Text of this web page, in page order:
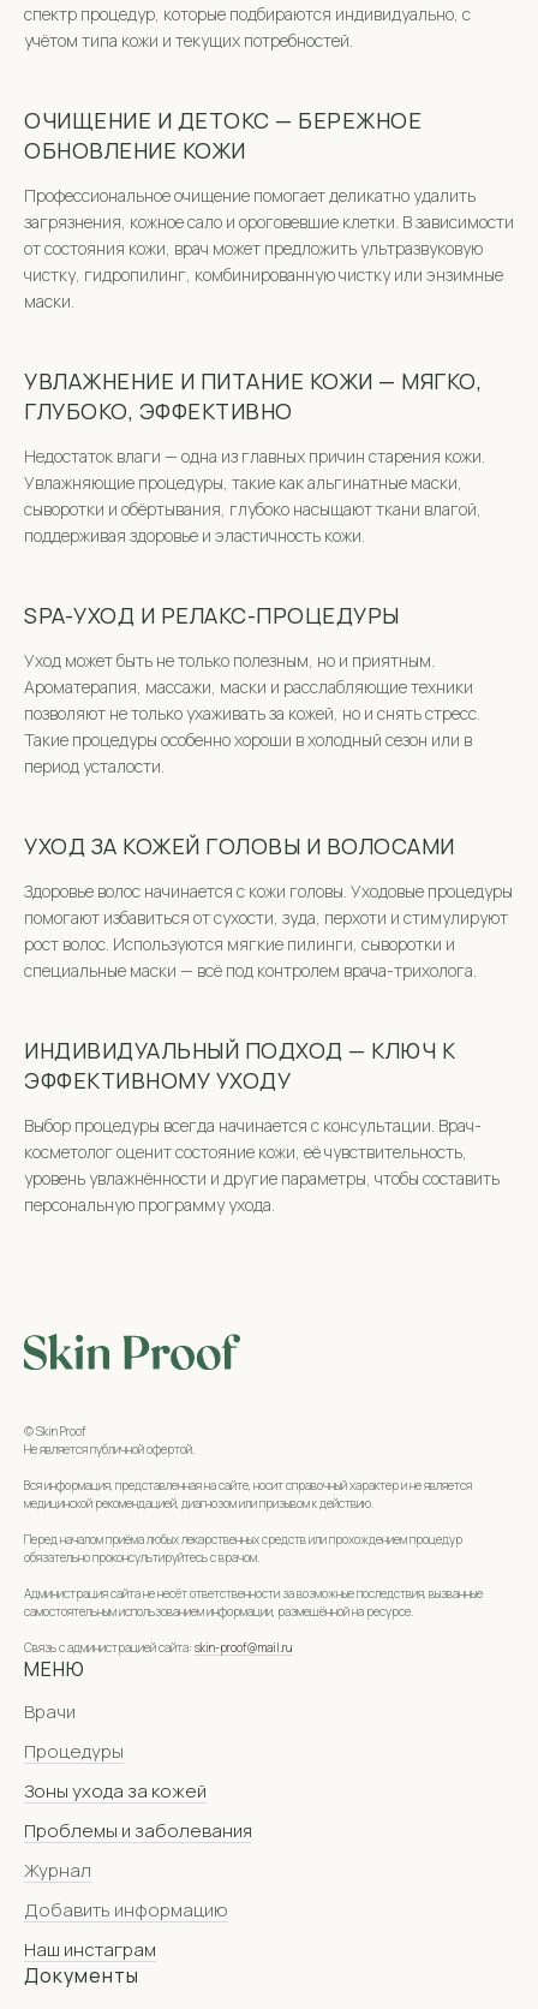
спектр процедур, которые подбираются индивидуально, с
учётом типа кожи и текущих потребностей.
ОЧИЩЕНИЕ И ДЕТОКС — БЕРЕЖНОЕ
ОБНОВЛЕНИЕ КОЖИ
Профессиональное очищение помогает деликатно удалить
загрязнения, кожное сало и ороговевшие клетки. В зависимости
от состояния кожи, врач может предложить ультразвуковую
чистку, гидропилинг, комбинированную чистку или энзимные
маски.
УВЛАЖНЕНИЕ И ПИТАНИЕ КОЖИ — МЯГКО,
ГЛУБОКО, ЭФФЕКТИВНО
Недостаток влаги — одна из главных причин старения кожи.
Увлажняющие процедуры, такие как альгинатные маски,
сыворотки и обёртывания, глубоко насыщают ткани влагой,
поддерживая здоровье и эластичность кожи.
SPA-УХОД И РЕЛАКС-ПРОЦЕДУРЫ
Уход может быть не только полезным, но и приятным.
Ароматерапия, массажи, маски и расслабляющие техники
позволяют не только ухаживать за кожей, но и снять стресс.
Такие процедуры особенно хороши в холодный сезон или в
период усталости.
УХОД ЗА КОЖЕЙ ГОЛОВЫ И ВОЛОСАМИ
Здоровье волос начинается с кожи головы. Уходовые процедуры
помогают избавиться от сухости, зуда, перхоти и стимулируют
рост волос. Используются мягкие пилинги, сыворотки и
специальные маски — всё под контролем врача-трихолога.
ИНДИВИДУАЛЬНЫЙ ПОДХОД — КЛЮЧ К
ЭФФЕКТИВНОМУ УХОДУ
Выбор процедуры всегда начинается с консультации. Врач-
косметолог оценит состояние кожи, её чувствительность,
уровень увлажнённости и другие параметры, чтобы составить
персональную программу ухода.
© Skin Proof
Не является публичной офертой.
Вся информация, представленная на сайте, носит справочный характер и не является
медицинской рекомендацией, диагнозом или призывом к действию.
Перед началом приёма любых лекарственных средств или прохождением процедур
обязательно проконсультируйтесь с врачом.
Администрация сайта не несёт ответственности за возможные последствия, вызванные
самостоятельным использованием информации, размещённой на ресурсе.
Связь с администрацией сайта: skin-proof@mail.ru
МЕНЮ
Врачи
Процедуры
Зоны ухода за кожей
Проблемы и заболевания
Журнал
Добавить информацию
Наш инстаграм
Документы